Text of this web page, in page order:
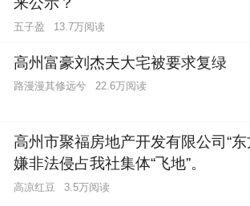
五子盈 13.7万阅读
高州富豪刘杰夫大宅被要求复绿
路漫漫其修远兮 22.6万阅读
高州市聚福房地产开发有限公司“
嫌非法侵占我社集体“飞地”。
高凉红豆 3.5万阅读